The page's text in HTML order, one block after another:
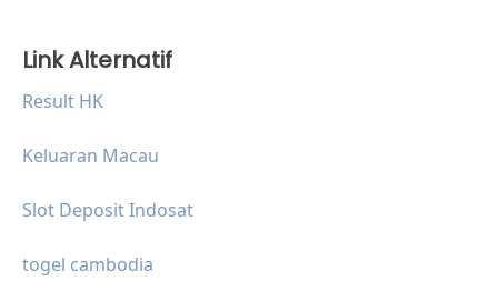
Link Alternatif
Result HK
Keluaran Macau
Slot Deposit Indosat
togel cambodia